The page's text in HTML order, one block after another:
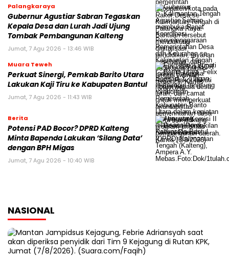
Palangkaraya
Gubernur Agustiar Sabran Tegaskan
Kepala Desa dan Lurah Jadi Ujung
Tombak Pembangunan Kalteng
Jumat, 7 Agu 2026 - 13:46 WIB
Muara Teweh
Perkuat Sinergi, Pemkab Barito Utara
Lakukan Kaji Tiru ke Kabupaten Bantul
Jumat, 7 Agu 2026 - 11:43 WIB
Berita
Potensi PAD Bocor? DPRD Kalteng
Minta Bapenda Lakukan ‘Silang Data’
dengan BPH Migas
Jumat, 7 Agu 2026 - 10:40 WIB
NASIONAL